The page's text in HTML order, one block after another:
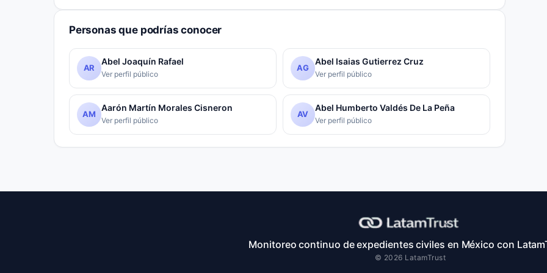
Personas que podrías conocer
AR
Abel Joaquín Rafael
Ver perfil público
AG
Abel Isaias Gutierrez Cruz
Ver perfil público
AM
Aarón Martín Morales Cisneron
Ver perfil público
AV
Abel Humberto Valdés De La Peña
Ver perfil público
Monitoreo continuo de expedientes civiles en México con
© 2026 LatamTrust